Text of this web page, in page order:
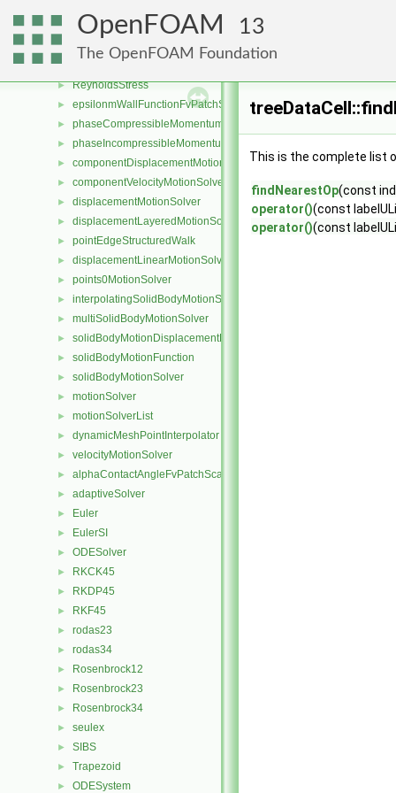
OpenFOAM 13
The OpenFOAM Foundation
► turbulentMixingLengthDissipationRateInletFvPatchScalarField
► turbulentMixingLengthFrequencyInletFvPatchScalarField
►
► ReynoldsStress
► epsilonmWallFunctionFvPatchScalarField
► phaseCompressibleMomentumTransportModel
► phaseIncompressibleMomentumTransportModel
► componentDisplacementMotionSolver
► componentVelocityMotionSolver
► displacementMotionSolver
► displacementLayeredMotionSolver
► pointEdgeStructuredWalk
► displacementLinearMotionSolver
► points0MotionSolver
► interpolatingSolidBodyMotionSolver
► multiSolidBodyMotionSolver
► solidBodyMotionDisplacementPointPatchVectorField
► solidBodyMotionFunction
► solidBodyMotionSolver
► motionSolver
► motionSolverList
► dynamicMeshPointInterpolator
► velocityMotionSolver
► alphaContactAngleFvPatchScalarField
► adaptiveSolver
► Euler
► EulerSI
► ODESolver
► RKCK45
► RKDP45
► RKF45
► rodas23
► rodas34
► Rosenbrock12
► Rosenbrock23
► Rosenbrock34
► seulex
► SIBS
► Trapezoid
► ODESystem
This is the complete list
findNearestOp(const
operator()(const
operator()(const